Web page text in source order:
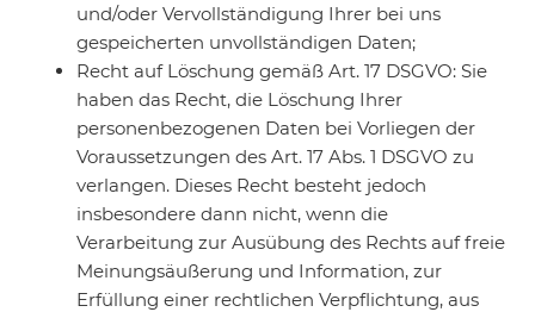
und/oder Vervollständigung Ihrer bei uns
gespeicherten unvollständigen Daten;
Recht auf Löschung gemäß Art. 17 DSGVO: Sie
haben das Recht, die Löschung Ihrer
personenbezogenen Daten bei Vorliegen der
Voraussetzungen des Art. 17 Abs. 1 DSGVO zu
verlangen. Dieses Recht besteht jedoch
insbesondere dann nicht, wenn die
Verarbeitung zur Ausübung des Rechts auf freie
Meinungsäußerung und Information, zur
Erfüllung einer rechtlichen Verpflichtung, aus